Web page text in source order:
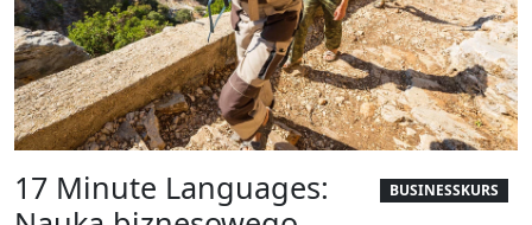
BUSINESSKURS
17 Minute Languages: